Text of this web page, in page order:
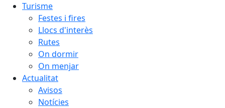
Turisme
Festes i fires
Llocs d'interès
Rutes
On dormir
On menjar
Actualitat
Avisos
Notícies